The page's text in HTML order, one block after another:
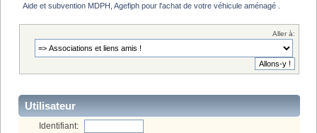
Aide et subvention MDPH, Agefiph pour l'achat de votre véhicule aménagé .
Aller à:
Utilisateur
Identifiant: